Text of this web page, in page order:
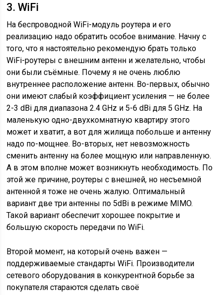
3. WiFi
На беспроводной WiFi-модуль роутера и его
реализацию надо обратить особое внимание. Начну с
того, что я настоятельно рекомендую брать только
WiFi-роутеры с внешним антенн и желательно, чтобы
они были съёмные. Почему я не очень люблю
внутреннее расположение антенн. Во-первых, обычно
они имеют слабый коэффициент усиления — не более
2-3 dBi для диапазона 2.4 GHz и 5-6 dBi для 5 GHz. На
маленькую одно-двухкомнатную квартиру этого
может и хватит, а вот для жилища побольше и антенну
надо по-мощнее. Во-вторых, нет невозможность
сменить антенну на более мощную или направленную.
А в этом вполне может возникнуть необходимость. По
этой же причине, роутеры с внешней, но несъемной
антенной я тоже не очень жалую. Оптимальный
вариант две три антенны по 5dBi в режиме MIMO.
Такой вариант обеспечит хорошее покрытие и
большую скорость передачи по WiFi.
Второй момент, на который очень важен —
поддерживаемые стандарты WiFi. Производители
сетевого оборудования в конкурентной борьбе за
покупателя стараются сделать своё